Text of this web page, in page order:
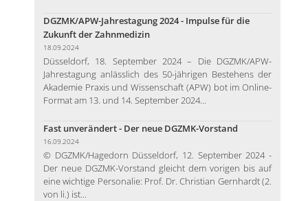
DGZMK/APW-Jahrestagung 2024 - Impulse für die
Zukunft der Zahnmedizin
18.09.2024
Düsseldorf, 18. September 2024 – Die DGZMK/APW-
Jahrestagung anlässlich des 50-jährigen Bestehens der
Akademie Praxis und Wissenschaft (APW) bot im Online-
Format am 13. und 14. September 2024...
Fast unverändert - Der neue DGZMK-Vorstand
16.09.2024
© DGZMK/Hagedorn Düsseldorf, 12. September 2024 -
Der neue DGZMK-Vorstand gleicht dem vorigen bis auf
eine wichtige Personalie: Prof. Dr. Christian Gernhardt (2.
von li.) ist...